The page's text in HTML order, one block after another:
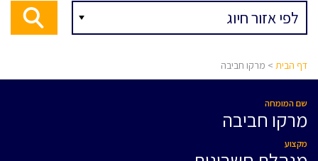
דף הבית > מרקו חביבה
שם המומחה
מרקו חביבה
מקצוע